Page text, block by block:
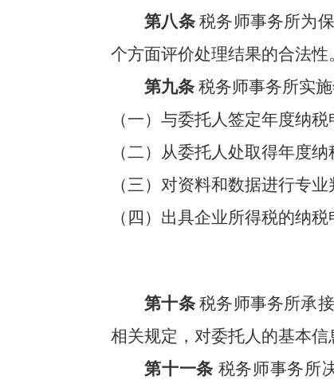
第八条 税务师事务所为
个方面评价处理结果的合法性
第九条 税务师事务所实
（一）与委托人签定年度纳
（二）从委托人处取得年度
（三）对资料和数据进行专业
（四）出具企业所得税的纳税
第十条 税务师事务所承
相关规定，对委托人的基本信
第十一条 税务师事务所